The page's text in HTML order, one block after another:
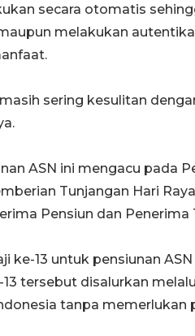
secara otomatis
melakukan
sering kesulitan
ASN ini mengacu pada
Tunjangan Hari
Pensiun dan Penerima
ke-13 untuk pensiunan
tersebut disalurkan
tanpa memerlukan
Foto:
rakitan